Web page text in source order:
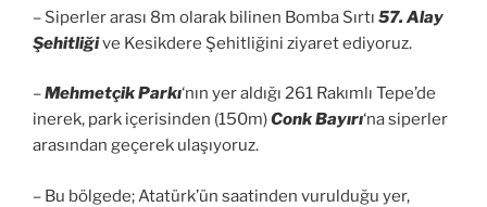
– Siperler arası 8m olarak bilinen Bomba Sırtı 57. Alay
Şehitliğive Kesikdere Şehitliğini ziyaret ediyoruz.
–Mehmetçik Parkı‘nın yer aldığı 261 Rakımlı Tepe’de
inerek, park içerisinden (150m)Conk Bayırı‘na siperler
arasından geçerek ulaşıyoruz.
– Bu bölgede; Atatürk’ün saatinden vurulduğu yer,